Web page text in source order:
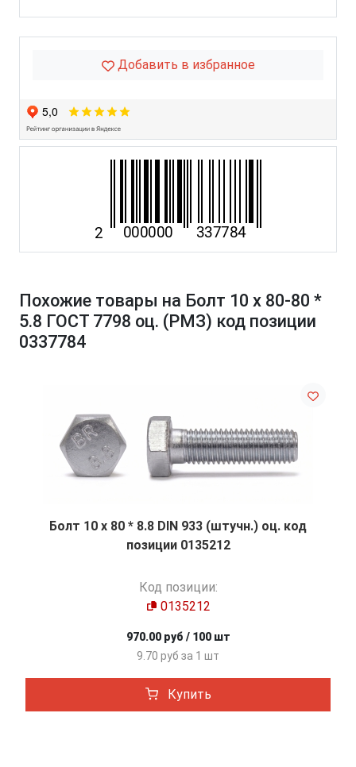
Добавить в избранное
Похожие товары на Болт 10 х 80-80 *
5.8 ГОСТ 7798 оц. (РМЗ) код позиции
0337784
Болт 10 х 80 * 8.8 DIN 933 (штучн.) оц. код
позиции 0135212
Код позиции:
0135212
970.00 руб / 100 шт
9.70 руб за 1 шт
Купить